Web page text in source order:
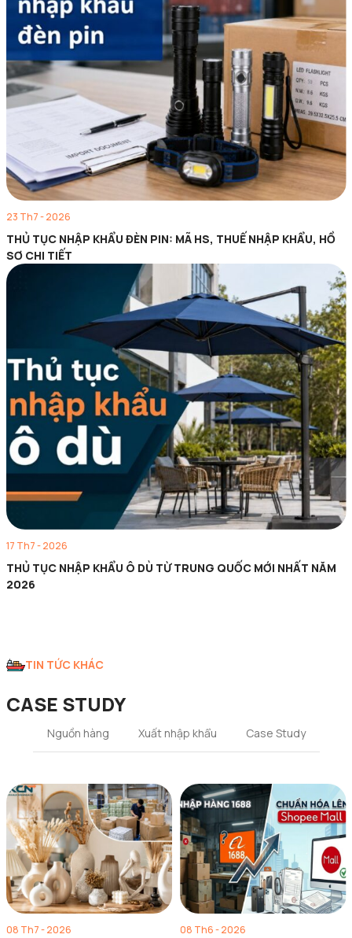
23 Th7 - 2026
THỦ TỤC NHẬP KHẨU ĐÈN PIN: MÃ HS, THUẾ NHẬP KHẨU, HỒ
SƠ CHI TIẾT
17 Th7 - 2026
THỦ TỤC NHẬP KHẨU Ô DÙ TỪ TRUNG QUỐC MỚI NHẤT NĂM
2026
TIN TỨC KHÁC
CASE STUDY
Nguồn hàng Xuất nhập khẩu Case Study
08 Th7 - 2026 08 Th6 - 2026